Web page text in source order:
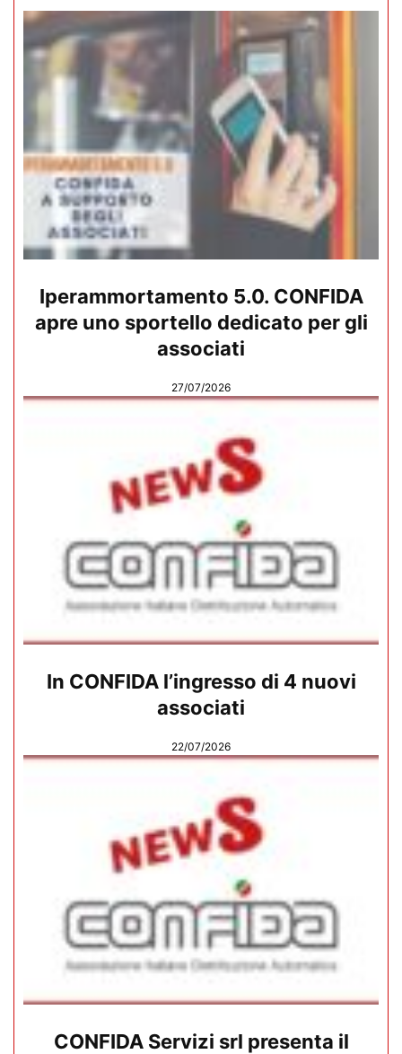
Iperammortamento 5.0. CONFIDA
apre uno sportello dedicato per gli
associati
27/07/2026
In CONFIDA l’ingresso di 4 nuovi
associati
22/07/2026
CONFIDA Servizi srl presenta il